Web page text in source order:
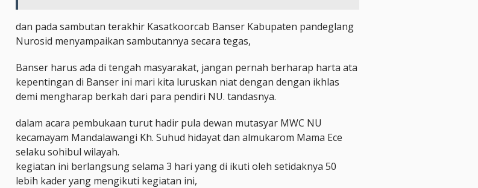
dan pada sambutan terakhir Kasatkoorcab Banser Kabupaten pandeglang
Nurosid menyampaikan sambutannya secara tegas,
Banser harus ada di tengah masyarakat, jangan pernah berharap harta ata
kepentingan di Banser ini mari kita luruskan niat dengan dengan ikhlas
demi mengharap berkah dari para pendiri NU. tandasnya.
dalam acara pembukaan turut hadir pula dewan mutasyar MWC NU
kecamayam Mandalawangi Kh. Suhud hidayat dan almukarom Mama Ece
selaku sohibul wilayah.
kegiatan ini berlangsung selama 3 hari yang di ikuti oleh setidaknya 50
lebih kader yang mengikuti kegiatan ini,